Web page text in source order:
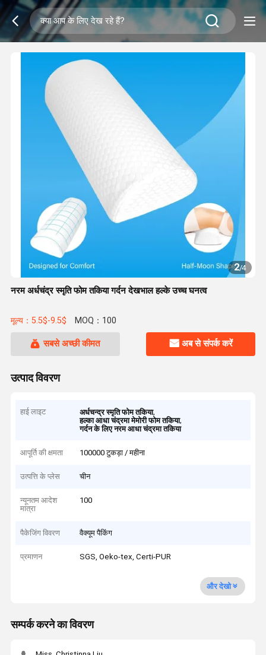
2/4
नरम अर्धचंद्र स्मृति फोम तकिया गर्दन देखभाल हल्के उच्च घनत्व
मूल्य：5.5$-9.5$ MOQ：100
सबसे अच्छी कीमत अब से संपर्क करें
उत्पाद विवरण
हाई लाइट अर्धचन्द्र स्मृति फोम तकिया,
हल्का आधा चंद्रमा मेमोरी फोम तकिया,
गर्दन के लिए नरम आधा चंद्रमा तकिया
आपूर्ति की क्षमता 100000 टुकड़ा / महीना
उत्पत्ति के प्लेस चीन
न्यूनतम आदेश
मात्रा
100
पैकेजिंग विवरण वैक्यूम पैकिंग
प्रमाणन SGS, Oeko-tex, Certi-PUR
और देखो
सम्पर्क करने का विवरण